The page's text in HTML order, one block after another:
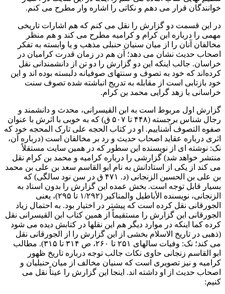
خوانندگان قرار می دهم و نکاتی را اشاره وار مطرح می کنم.
در این قسمت دو گزارش را نقل می کنم که هم اشارات تاریخی
مهمی را درباره ابن کرام و کرامیه مطرح می کند و هم منظر
مخالفان آنان را از میان سنیان حنبلی مذهب و یا وابسته به تفکر
اصحاب حدیث نشان می دهد؛ آن هم در زمان قدرت کرامیان در
خراسان. جالب اینکه این دو گزارش را دو تن از دانشمندانی نقل
کرده‌اند که خود به تصوف و سنتهای صوفیانه دلبسته بوده اند و این
خود بازتابی است از مقابله به تدریج انباشته شده تصوف سنت
خراسانی با زهد گرایی محمد بن کرام.
گزارش اول مربوط است به ابن القیسرانی، محدث و دانشمند و
رجال شناس برجسته (۴۴۸ تا ۵۰۷ ق) که به خوبی با اثرش با عنوان
صفوه التصوف آشناییم. او در کتاب الحجه علی تارک المحجه خود که
اثری درباره عقاید اصحاب حدیث و رد بر مخالفان است (درباره آن،
نک: نوشته ای از نویسنده این سطور که در همین سایت مستقلاً
منتشر خواهد شد) گزارشی را درباره کرامیه و محمد بن کرام نقل
می کند از یکی از استادانش به نام ابو القاسم سعد بن علی بن محمد
بن علی بن الحسین الزنجانی (د. ۴۷۱ ق در سن نود سالگی) که
بسیار قابل توجه است. بخش عمده این گزارش را بدون اسناد به
الزنجانی، نویسنده الأباطیل والمناکیر (۱/۲۹۲ تا ۲۹۵)، یعنی
الجورقانی نقل کرده است که پیشتر در اختیار بود. به احتمال زیاد
الجورقانی این گزارش را مستقیماً از همین کتاب ابن القیسرانی نقل
کرده کما اینکه در موارد دیگر هم این نقلها در کتابش دیده می شود
(ذهبی در تاریخ الاسلام بخشی از این گزارش را از الجورقانی نقل
می کند؛ نک: وفیات سالهای ۲۵۱ تا ۲۶۰، ص ۳۱۴ تا ۳۱۵). مطالب
ابو القاسم زنجانی حاوی نکات جالب توجه درباره تاریخ ظهور
کرامیه و نیز تصویری است که سنیان مخالف از میان حنبلیان و
اصحاب حدیث از او داشته اند. اینجا این گزارش را عیناً نقل می
کنیم: